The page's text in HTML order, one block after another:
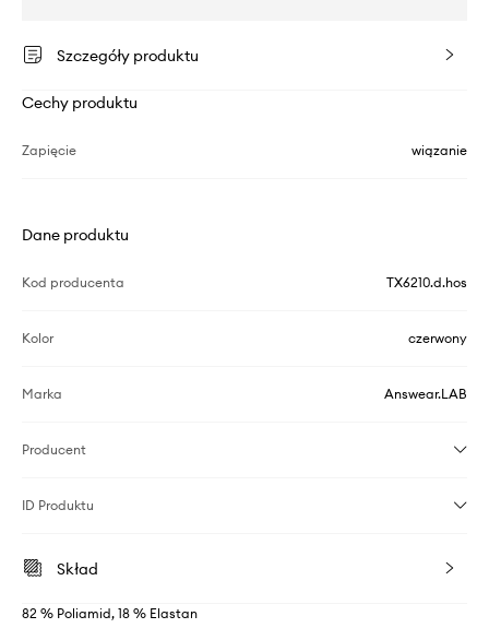
Szczegóły produktu
Cechy produktu
Zapięcie wiązanie
Dane produktu
Kod producenta TX6210.d.hos
Kolor czerwony
Marka Answear.LAB
Producent
ID Produktu
Skład
82 % Poliamid, 18 % Elastan